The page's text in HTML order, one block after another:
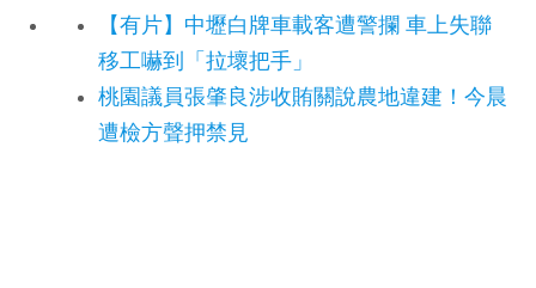
【有片】中壢白牌車載客遭警攔 車上失聯
移工嚇到「拉壞把手」
桃園議員張肇良涉收賄關說農地違建！今晨
遭檢方聲押禁見